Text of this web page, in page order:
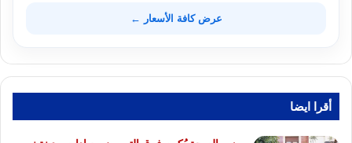
عرض كافة الأسعار ←
أقرا ايضا